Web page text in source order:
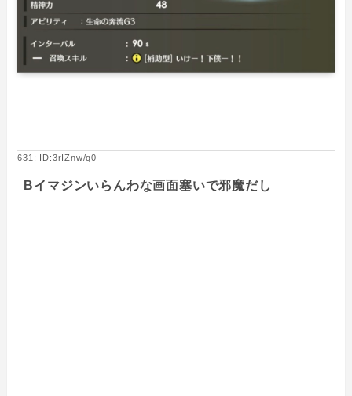
631: ID:3rIZnw/q0
Bイマジンいらんわな画面塞いで邪魔だし